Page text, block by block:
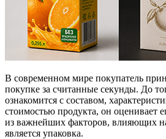
В современном мире покупатель
покупке за считанные секунды. До
ознакомится с составом,
стоимостью продукта, он
из важнейших факторов, влияющих
является упаковка.